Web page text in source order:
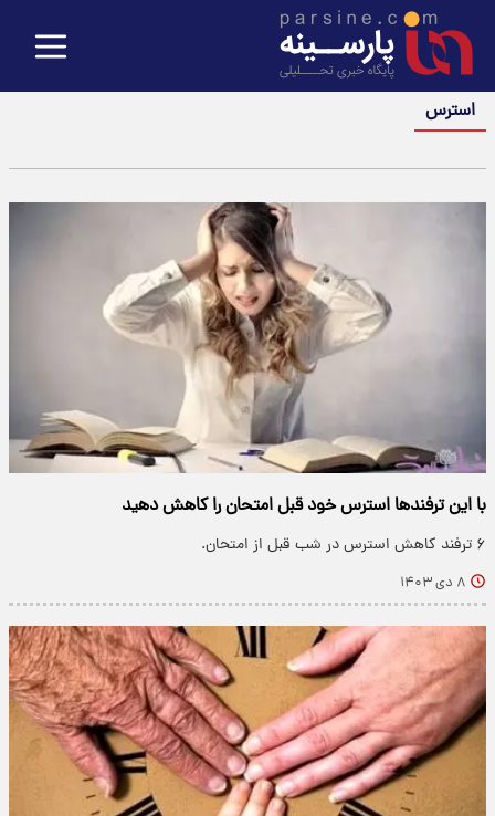
استرس
با این ترفندها استرس خود قبل امتحان‌ را کاهش دهید
۶ ترفند کاهش استرس در شب قبل از امتحان.
۸ دی ۱۴۰۳